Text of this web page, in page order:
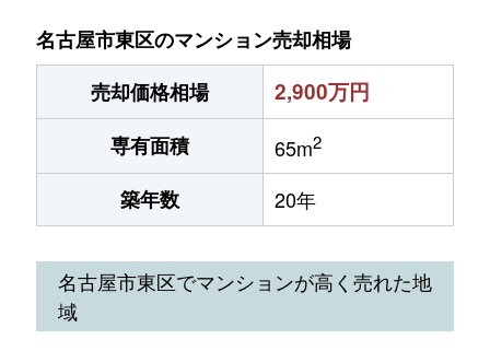
名古屋市東区のマンション売却相場
売却価格相場
2,900万円
専有面積 65m2
築年数 20年
名古屋市東区でマンションが高く売れた地
域